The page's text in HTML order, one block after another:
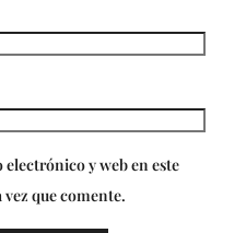
y web en este
que comente.